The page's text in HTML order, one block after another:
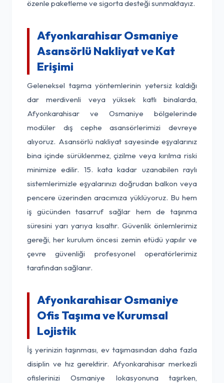
özenle paketleme ve sigorta desteği sunmaktayız.
Afyonkarahisar Osmaniye
Asansörlü Nakliyat ve Kat
Erişimi
Geleneksel taşıma yöntemlerinin yetersiz kaldığı
dar merdivenli veya yüksek katlı binalarda,
Afyonkarahisar ve Osmaniye bölgelerinde
modüler dış cephe asansörlerimizi devreye
alıyoruz. Asansörlü nakliyat sayesinde eşyalarınız
bina içinde sürüklenmez, çizilme veya kırılma riski
minimize edilir. 15. kata kadar uzanabilen raylı
sistemlerimizle eşyalarınızı doğrudan balkon veya
pencere üzerinden aracımıza yüklüyoruz. Bu hem
iş gücünden tasarruf sağlar hem de taşınma
süresini yarı yarıya kısaltır. Güvenlik önlemlerimiz
gereği, her kurulum öncesi zemin etüdü yapılır ve
çevre güvenliği profesyonel operatörlerimiz
tarafından sağlanır.
Afyonkarahisar Osmaniye
Ofis Taşıma ve Kurumsal
Lojistik
İş yerinizin taşınması, ev taşımasından daha fazla
disiplin ve hız gerektirir. Afyonkarahisar merkezli
ofislerinizi Osmaniye lokasyonuna taşırken,